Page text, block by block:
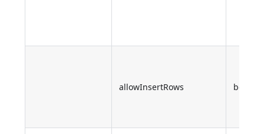
allowInsertRows